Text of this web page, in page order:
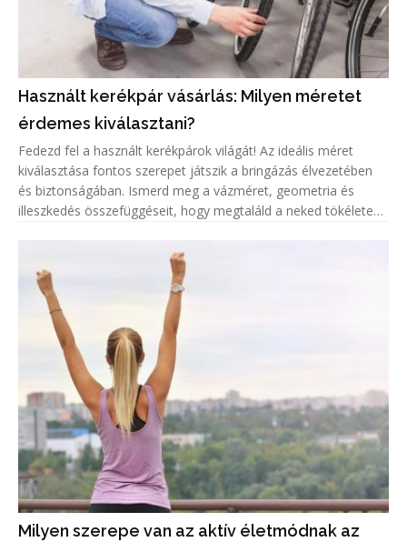
Használt kerékpár vásárlás: Milyen méretet
érdemes kiválasztani?
Fedezd fel a használt kerékpárok világát! Az ideális méret
kiválasztása fontos szerepet játszik a bringázás élvezetében
és biztonságában. Ismerd meg a vázméret, geometria és
illeszkedés összefüggéseit, hogy megtaláld a neked tökéletes
Milyen szerepe van az aktív életmódnak az